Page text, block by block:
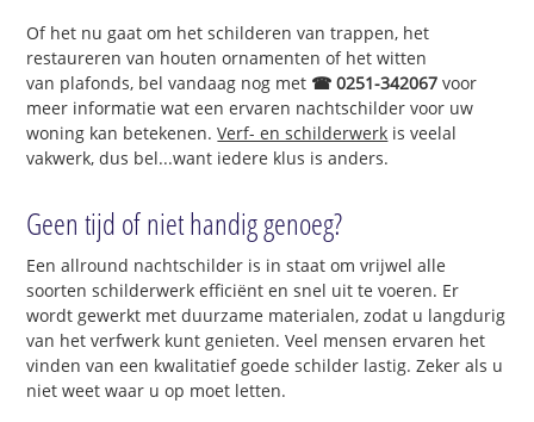
Of het nu gaat om het schilderen van trappen, het
restaureren van houten ornamenten of het witten
van plafonds, bel vandaag nog met ☎ 0251-342067 voor
meer informatie wat een ervaren nachtschilder voor uw
woning kan betekenen.Verf- en schilderwerk is veelal
vakwerk, dus bel...want iedere klus is anders.
Geen tijd of niet handig genoeg?
Een allround nachtschilder is in staat om vrijwel alle
soorten schilderwerk efficiënt en snel uit te voeren. Er
wordt gewerkt met duurzame materialen, zodat u langdurig
van het verfwerk kunt genieten. Veel mensen ervaren het
vinden van een kwalitatief goede schilder lastig. Zeker als u
niet weet waar u op moet letten.